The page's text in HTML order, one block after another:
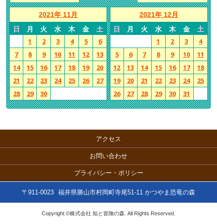
2021年 11月
日
月 火 水 木 金 土
1 2 3 4 5
6
7
8 9 10 11 12
13
14
15 16 17 18 19
20
21
22 23 24 25 26
27
28
29 30
2021年 12月
日
月 火 水 木 金 土
1 2 3
4
5
6 7 8 9 10
11
12
13 14 15 16 17
18
19
20 21 22 23 24
25
26
27 28 29 30 31
アクセス
お問い合わせ
プライバシー・ポリシー
〒911-0023 福井県勝山市村岡町寺尾51-11 かつやま恐竜の森
Copyright ©株式会社 知と冒険の森. All Rights Reserved.